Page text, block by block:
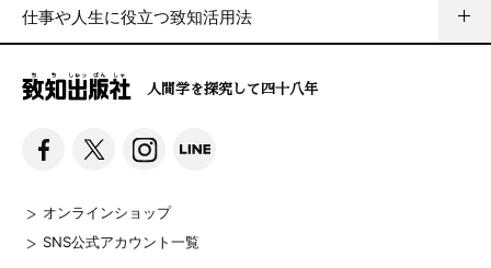
仕事や人生に役立つ致知活用法
人間学を探究して四十八年
オンラインショップ
SNS公式アカウント一覧